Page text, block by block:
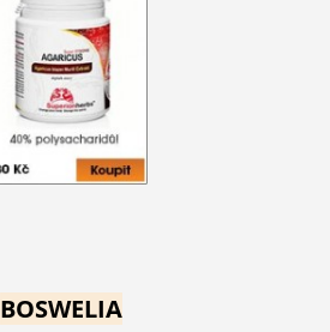
BOSWELIA